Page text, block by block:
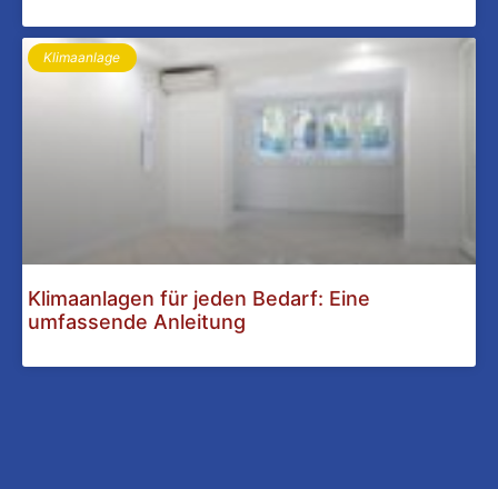
Klimaanlage
Klimaanlagen für jeden Bedarf: Eine
umfassende Anleitung